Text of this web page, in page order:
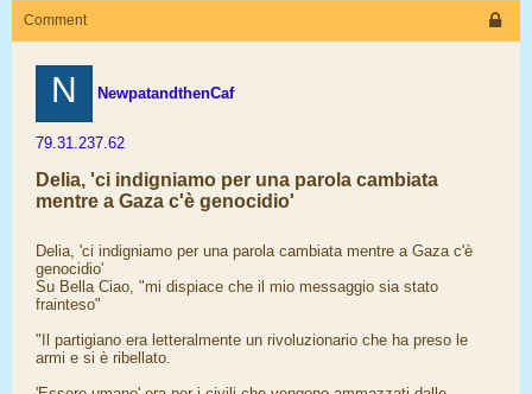
Comment
N NewpatandthenCaf
79.31.237.62
Delia, 'ci indigniamo per una parola cambiata
mentre a Gaza c'è genocidio'
Delia, 'ci indigniamo per una parola cambiata mentre a Gaza c'è
genocidio'
Su Bella Ciao, "mi dispiace che il mio messaggio sia stato
frainteso"
"Il partigiano era letteralmente un rivoluzionario che ha preso le
armi e si è ribellato.